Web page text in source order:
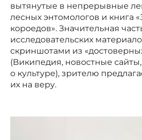
вытянутые в непрерывные
лесных энтомологов и книга
короедов». Значительная
исследовательских
скриншотами из
(Википедия, новостные сайты,
о культуре), зрителю
их на веру.